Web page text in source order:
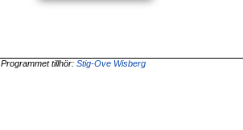
, Programmet tillhör:Stig-Ove Wisberg